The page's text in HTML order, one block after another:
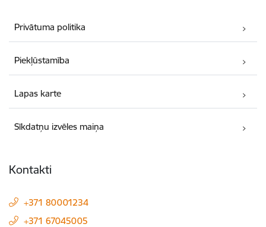
Privātuma politika
Piekļūstamība
Lapas karte
Sīkdatņu izvēles maiņa
Kontakti
+371 80001234
+371 67045005